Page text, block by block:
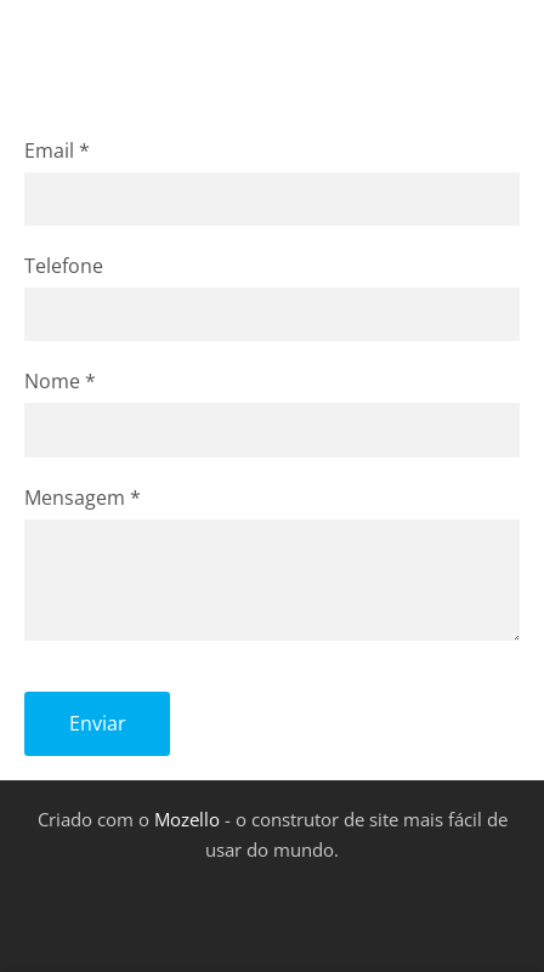
Email *
Telefone
Nome *
Mensagem *
Criado com o Mozello- o construtor de site mais fácil de
usar do mundo.